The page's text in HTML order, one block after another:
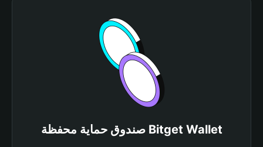
صندوق حماية محفظة Bitget Wallet